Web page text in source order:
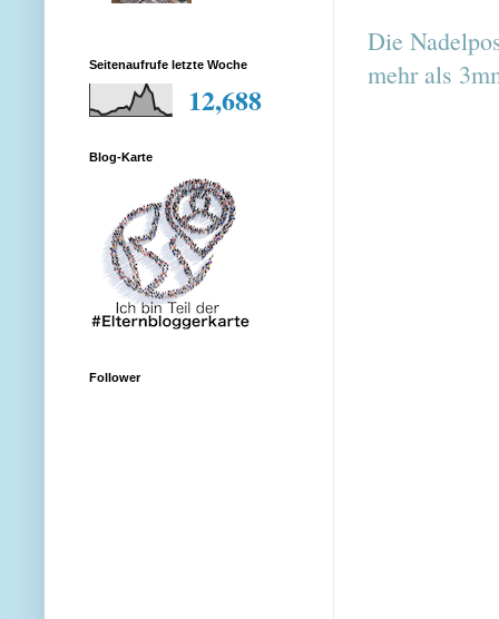
Die
mehr als
Seitenaufrufe letzte Woche
12,688
Blog-Karte
Follower